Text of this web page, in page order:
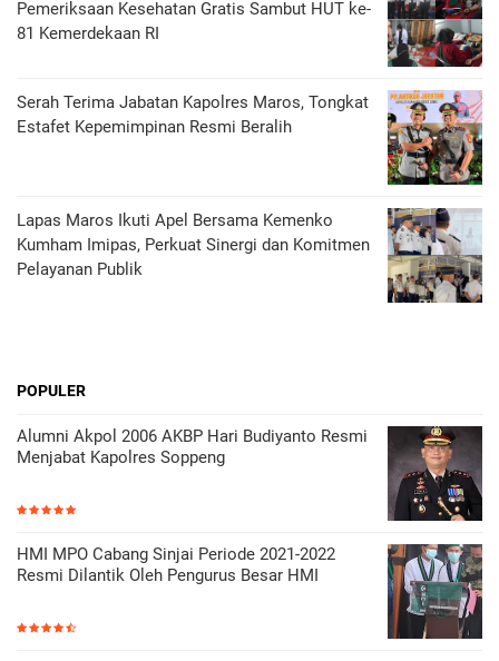
Pemeriksaan Kesehatan Gratis Sambut HUT ke-
81 Kemerdekaan RI
Serah Terima Jabatan Kapolres Maros, Tongkat
Estafet Kepemimpinan Resmi Beralih
Lapas Maros Ikuti Apel Bersama Kemenko
Kumham Imipas, Perkuat Sinergi dan Komitmen
Pelayanan Publik
POPULER
Alumni Akpol 2006 AKBP Hari Budiyanto Resmi
Menjabat Kapolres Soppeng
HMI MPO Cabang Sinjai Periode 2021-2022
Resmi Dilantik Oleh Pengurus Besar HMI